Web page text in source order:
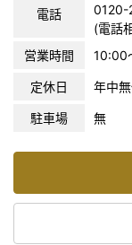
電話
0120-
(電話
営業時間
10:00
定休日 年中
駐車場 無